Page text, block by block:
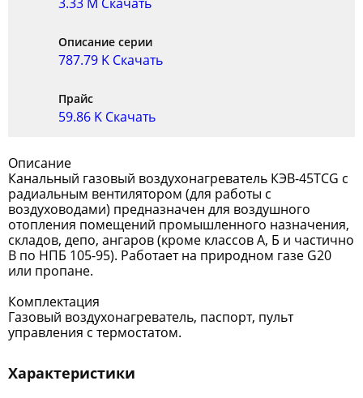
Описание серии
787.79 K Скачать
Прайс
59.86 K Скачать
Описание
Канальный газовый воздухонагреватель КЭВ-45TCG c
радиальным вентилятором (для работы с
воздуховодами) предназначен для воздушного
отопления помещений промышленного назначения,
складов, депо, ангаров (кроме классов А, Б и частично
В по НПБ 105-95). Работает на природном газе G20
или пропане.
Комплектация
Газовый воздухонагреватель, паспорт, пульт
управления с термостатом.
Характеристики